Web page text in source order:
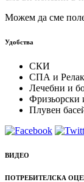
Можем да сме
Удобства
СКИ
СПА и
Лечебни и
Фризьорски
Плувен
ВИДЕО
ПОТРЕБИТЕЛСКА